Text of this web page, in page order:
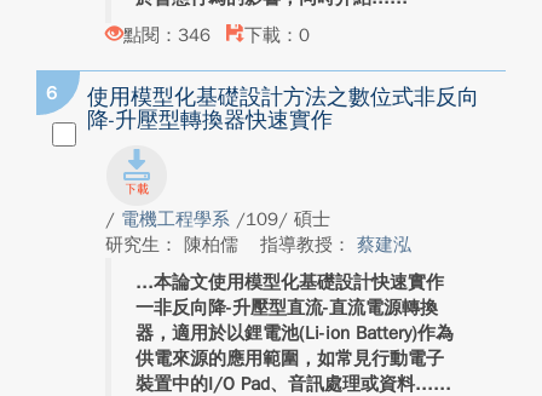
點閱：346
下載：0
6
使用模型化基礎設計方法之數位式非反向
降-升壓型轉換器快速實作
/ 電機工程學系 /109/ 碩士
研究生： 陳柏儒
指導教授： 蔡建泓
本論文使用模型化基礎設計快速實作
一非反向降-升壓型直流-直流電源轉換
器，適用於以鋰電池(Li-ion Battery)作為
供電來源的應用範圍，如常見行動電子
裝置中的I/O Pad、音訊處理或資料...